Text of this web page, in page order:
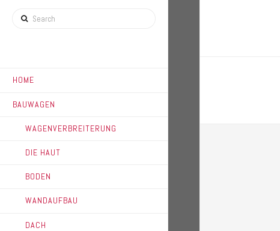
Search
HOME
BAUWAGEN
WAGENVERBREITERUNG
DIE HAUT
BODEN
WANDAUFBAU
DACH